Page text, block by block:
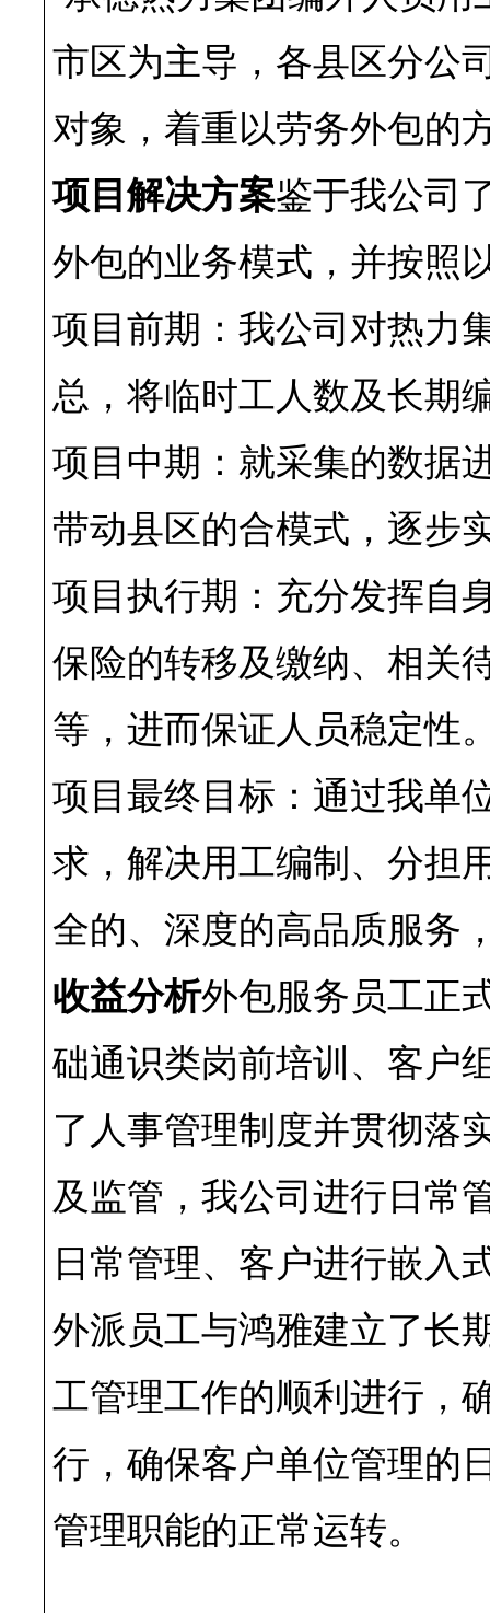
市区为主导，各县区分公
对象，着重以劳务外包的
项目解决方案鉴于我公司
外包的业务模式，并按照
项目前期：我公司对热力
总，将临时工人数及长期
项目中期：就采集的数据
带动县区的合模式，逐步
项目执行期：充分发挥自
保险的转移及缴纳、相关
等，进而保证人员稳定性
项目最终目标：通过我单
求，解决用工编制、分担
全的、深度的高品质服务
收益分析外包服务员工正
础通识类岗前培训、客户
了人事管理制度并贯彻落
及监管，我公司进行日常
日常管理、客户进行嵌入
外派员工与鸿雅建立了长
工管理工作的顺利进行，
行，确保客户单位管理的
管理职能的正常运转。